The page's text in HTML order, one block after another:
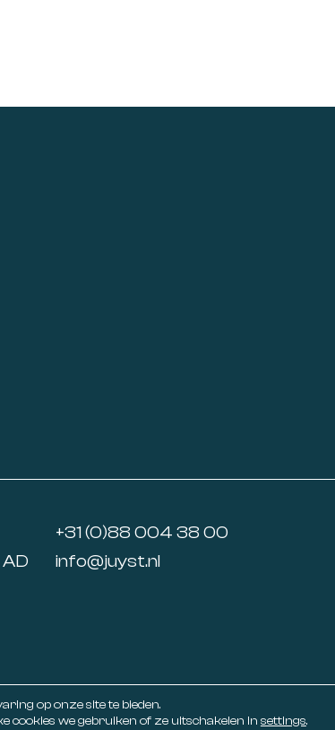
+31 (0)88 004 38 00
info@juyst.nl
op onze site te bieden.
cookies we gebruiken of ze uitschakelen in settings.